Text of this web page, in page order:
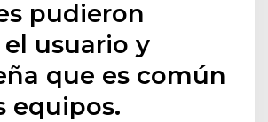
pudieron
usuario y
que es común
equipos.